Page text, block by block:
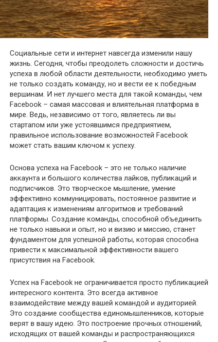
Социальные сети и интернет навсегда изменили нашу
жизнь. Сегодня, чтобы преодолеть сложности и достичь
успеха в любой области деятельности, необходимо уметь
не только создать команду, но и вести ее к победным
вершинам. И нет лучшего места для такой команды, чем
Facebook – самая массовая и влиятельная платформа в
мире. Ведь, независимо от того, являетесь ли вы
стартапом или уже устоявшимся предприятием,
правильное использование возможностей Facebook
может стать вашим ключом к успеху.
Основа успеха на Facebook – это не только наличие
аккаунта и большого количества лайков, публикаций и
подписчиков. Это творческое мышление, умение
эффективно коммуницировать, постоянное развитие и
адаптация к изменениям алгоритмов и требований
платформы. Создание команды, способной объединить
не только навыки и опыт, но и визию и миссию, станет
фундаментом для успешной работы, которая способна
привести к максимальной эффективности вашего
присутствия на Facebook.
Успех на Facebook не ограничивается просто публикацией
интересного контента. Это всегда активное
взаимодействие между вашей командой и аудиторией.
Это создание сообщества единомышленников, которые
верят в вашу идею. Это построение прочных отношений,
исходящих от вашей команды и распространяющихся